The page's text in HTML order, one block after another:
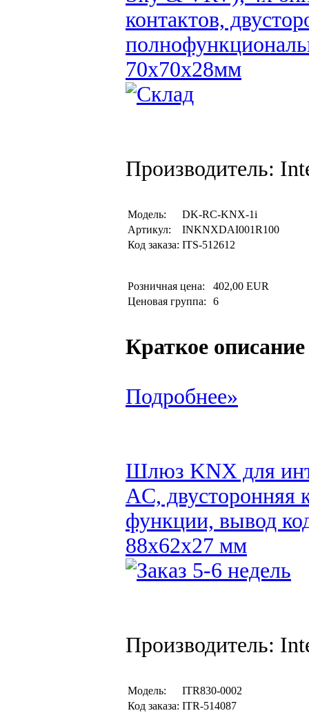
контактов,
70х70х28мм
Производитель:
Модель:
DK-RC-KNX-1i
Артикул:
INKNXDAI001R100
Код заказа: ITS-512612
Розничная цена:
402,00 EUR
Ценовая группа:
6
Краткое описание
Подробнее»
Шлюз KNX для
AC, двусторонняя
функции, вывод
88x62x27 мм
Производитель:
Модель:
ITR830-0002
Код заказа: ITR-514087